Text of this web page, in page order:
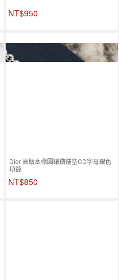
NT$950
Dior 高版本橢圓鑲鑽鏤空CD字母銀色
項鍊
NT$850